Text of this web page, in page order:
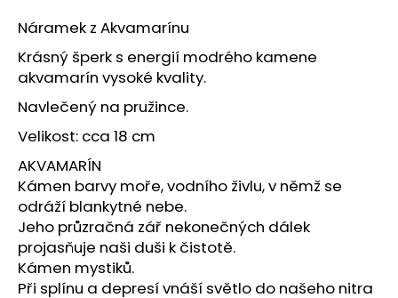
Náramek z Akvamarínu
Krásný šperk s energií modrého kamene
akvamarín vysoké kvality.
Navlečený na pružince.
Velikost: cca 18 cm
AKVAMARÍN
Kámen barvy moře, vodního živlu, v němž se
odráží blankytné nebe.
Jeho průzračná zář nekonečných dálek
projasňuje naši duši k čistotě.
Kámen mystiků.
Při splínu a depresí vnáší světlo do našeho nitra
a
j
í
t
?
HLEDAT
D